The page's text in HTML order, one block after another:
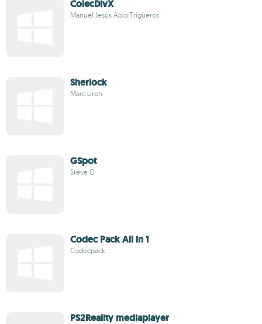
ColecDivX
Manuel Jesús Abío Trigueros
Sherlock
Marc Liron
GSpot
Steve G
Codec Pack All in 1
Codecpack
PS2Reality mediaplayer